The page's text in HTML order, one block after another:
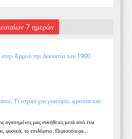
7 ημερών
Ερμού την δεκαετία του 1900
Τι ισχύει για γιαούρτι, φρούτα και
αγαπημένες μας συνήθειες μετά από ένα
φυσικά, το επιδόρπιο. Περισσότερα...